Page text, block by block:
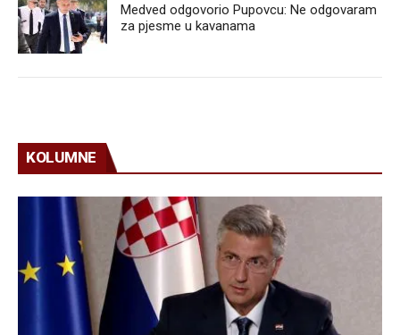
Medved odgovorio Pupovcu: Ne odgovaram
za pjesme u kavanama
KOLUMNE